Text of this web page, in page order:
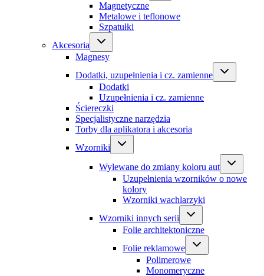
Magnetyczne
Metalowe i teflonowe
Szpatułki
Akcesoria
Magnesy
Dodatki, uzupełnienia i cz. zamienne
Dodatki
Uzupełnienia i cz. zamienne
Ściereczki
Specjalistyczne narzędzia
Torby dla aplikatora i akcesoria
Wzorniki
Wylewane do zmiany koloru aut
Uzupełnienia wzorników o nowe
kolory
Wzorniki wachlarzyki
Wzorniki innych serii
Folie architektoniczne
Folie reklamowe
Polimerowe
Monomeryczne